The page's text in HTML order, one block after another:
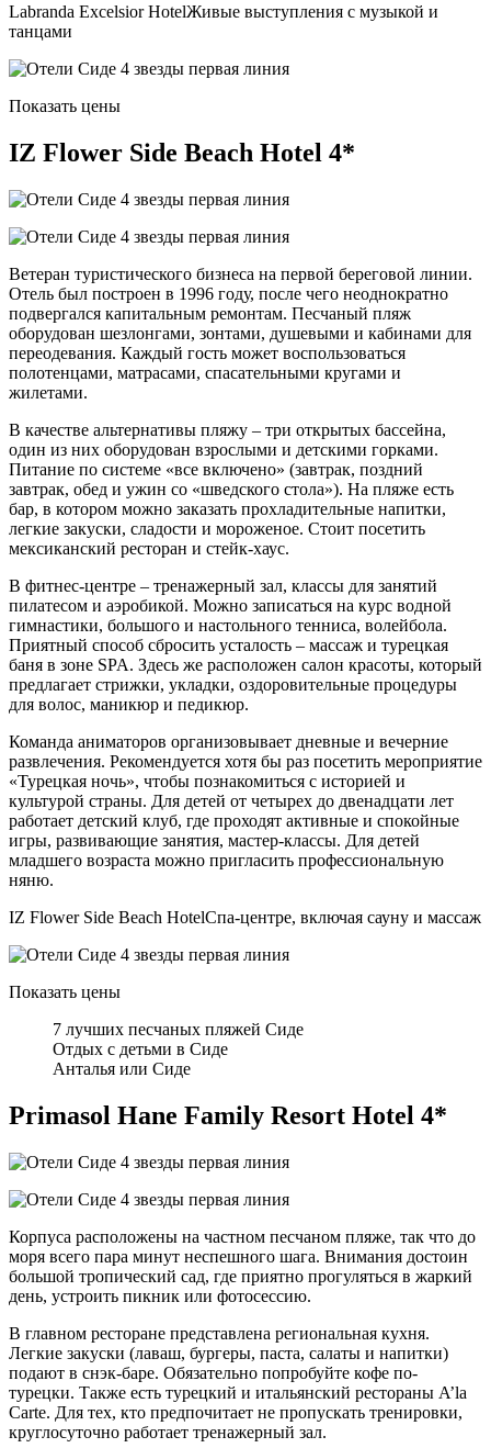
Labranda Excelsior HotelЖивые выступления с музыкой и
танцами
Показать цены
IZ Flower Side Beach Hotel 4*
Ветеран туристического бизнеса на первой береговой линии.
Отель был построен в 1996 году, после чего неоднократно
подвергался капитальным ремонтам. Песчаный пляж
оборудован шезлонгами, зонтами, душевыми и кабинами для
переодевания. Каждый гость может воспользоваться
полотенцами, матрасами, спасательными кругами и
жилетами.
В качестве альтернативы пляжу – три открытых бассейна,
один из них оборудован взрослыми и детскими горками.
Питание по системе «все включено» (завтрак, поздний
завтрак, обед и ужин со «шведского стола»). На пляже есть
бар, в котором можно заказать прохладительные напитки,
легкие закуски, сладости и мороженое. Стоит посетить
мексиканский ресторан и стейк-хаус.
В фитнес-центре – тренажерный зал, классы для занятий
пилатесом и аэробикой. Можно записаться на курс водной
гимнастики, большого и настольного тенниса, волейбола.
Приятный способ сбросить усталость – массаж и турецкая
баня в зоне SPA. Здесь же расположен салон красоты, который
предлагает стрижки, укладки, оздоровительные процедуры
для волос, маникюр и педикюр.
Команда аниматоров организовывает дневные и вечерние
развлечения. Рекомендуется хотя бы раз посетить мероприятие
«Турецкая ночь», чтобы познакомиться с историей и
культурой страны. Для детей от четырех до двенадцати лет
работает детский клуб, где проходят активные и спокойные
игры, развивающие занятия, мастер-классы. Для детей
младшего возраста можно пригласить профессиональную
няню.
IZ Flower Side Beach HotelСпа-центре, включая сауну и массаж
Показать цены
7 лучших песчаных пляжей Сиде
Отдых с детьми в Сиде
Анталья или Сиде
Primasol Hane Family Resort Hotel 4*
Корпуса расположены на частном песчаном пляже, так что до
моря всего пара минут неспешного шага. Внимания достоин
большой тропический сад, где приятно прогуляться в жаркий
день, устроить пикник или фотосессию.
В главном ресторане представлена региональная кухня.
Легкие закуски (лаваш, бургеры, паста, салаты и напитки)
подают в снэк-баре. Обязательно попробуйте кофе по-
турецки. Также есть турецкий и итальянский рестораны A’la
Carte. Для тех, кто предпочитает не пропускать тренировки,
круглосуточно работает тренажерный зал.